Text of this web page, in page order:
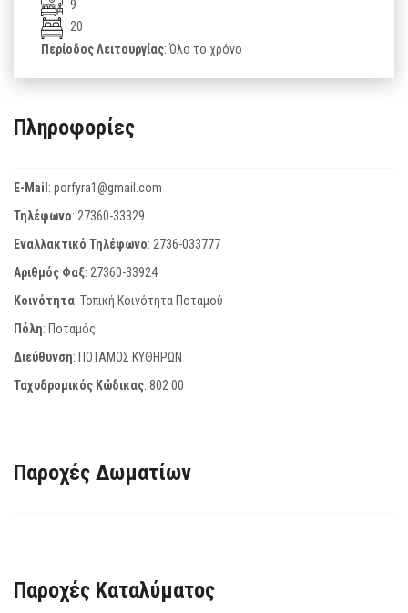
9
20
Περίοδος Λειτουργίας: Όλο το χρόνο
Πληροφορίες
E-Mail: porfyra1@gmail.com
Τηλέφωνο: 27360-33329
Εναλλακτικό Τηλέφωνο: 2736-033777
Αριθμός Φαξ: 27360-33924
Κοινότητα: Τοπική Κοινότητα Ποταμού
Πόλη: Ποταμός
Διεύθυνση: ΠΟΤΑΜΟΣ ΚΥΘΗΡΩΝ
Ταχυδρομικός Κώδικας: 802 00
Παροχές Δωματίων
Παροχές Καταλύματος